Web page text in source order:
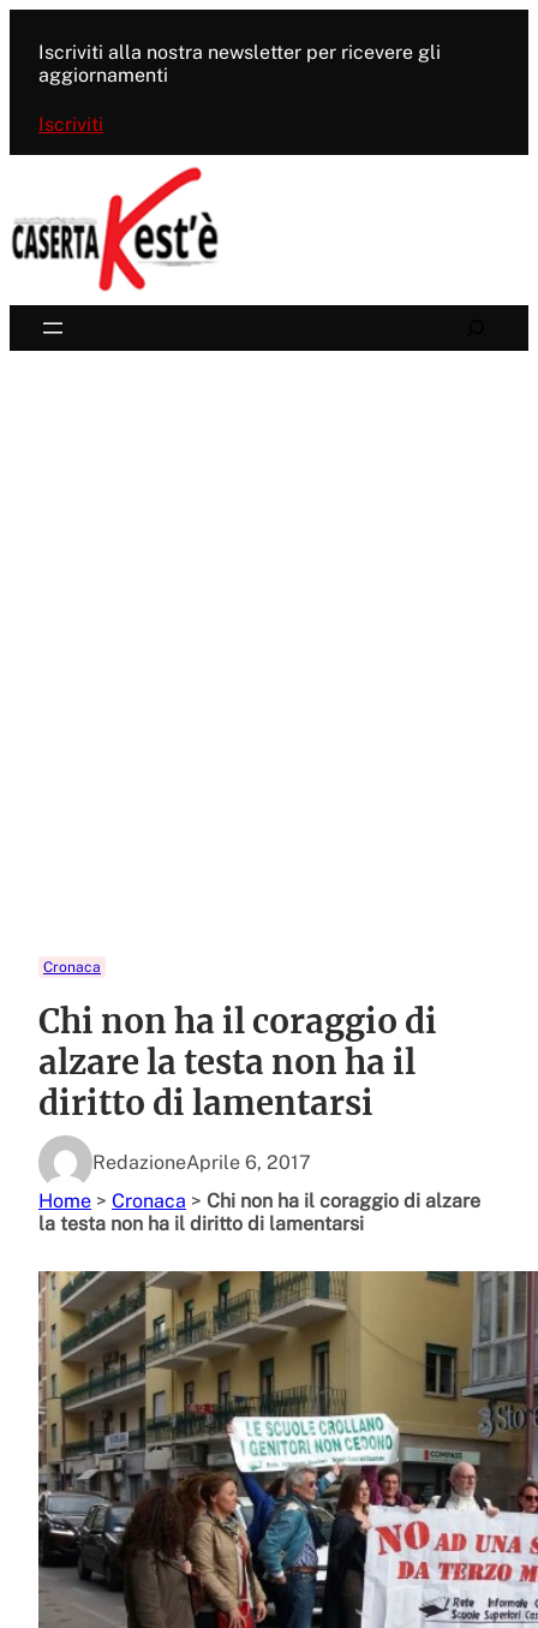
contenuto
Iscriviti alla nostra newsletter per ricevere gli
aggiornamenti
Iscriviti
Cronaca
Chi non ha il coraggio di
alzare la testa non ha il
diritto di lamentarsi
RedazioneAprile 6, 2017
Home > Cronaca > Chi non ha il coraggio di alzare
la testa non ha il diritto di lamentarsi